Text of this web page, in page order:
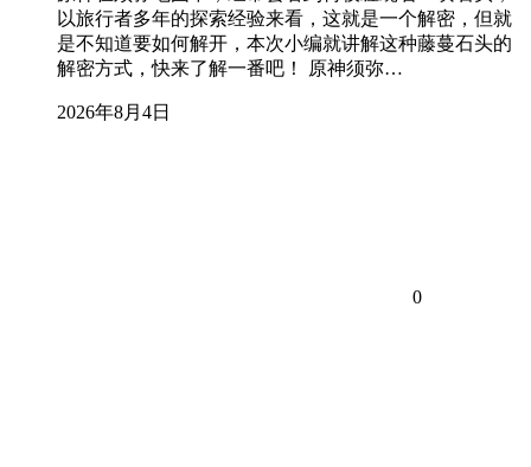
以旅行者多年的探索经验来看，这就是一个解密，但就
是不知道要如何解开，本次小编就讲解这种藤蔓石头的
解密方式，快来了解一番吧！ 原神须弥…
2026年8月4日
0